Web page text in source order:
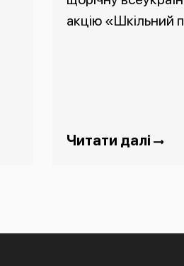
акцію «Шкільний
Читати далі